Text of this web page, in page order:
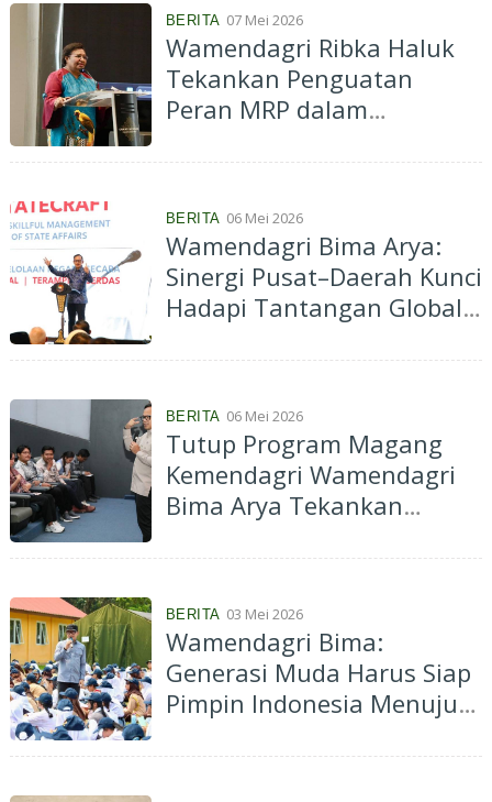
BERITA 07 Mei 2026
Wamendagri Ribka Haluk
Tekankan Penguatan
Peran MRP dalam
Perubahan Kedua PP 54
BERITA 06 Mei 2026
Wamendagri Bima Arya:
Sinergi Pusat–Daerah Kunci
Hadapi Tantangan Global
Nasional
BERITA 06 Mei 2026
Tutup Program Magang
Kemendagri Wamendagri
Bima Arya Tekankan
Karakter
BERITA 03 Mei 2026
Wamendagri Bima:
Generasi Muda Harus Siap
Pimpin Indonesia Menuju